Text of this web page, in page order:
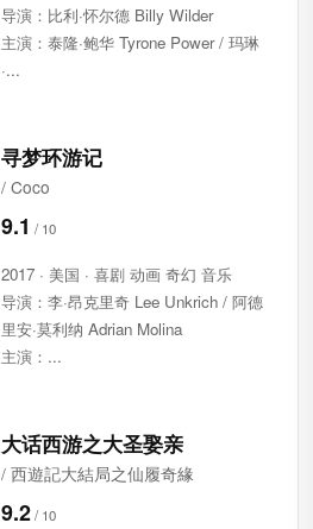
导演：比利·怀尔德 Billy Wilder
主演：泰隆·鲍华 Tyrone Power / 玛琳
·...
寻梦环游记
/ Coco
9.1
2017 · 美国 · 喜剧 动画 奇幻 音乐
导演：李·昂克里奇 Lee Unkrich / 阿德
里安·莫利纳 Adrian Molina
主演：...
大话西游之大圣娶亲
/ 西遊記大結局之仙履奇緣
9.2